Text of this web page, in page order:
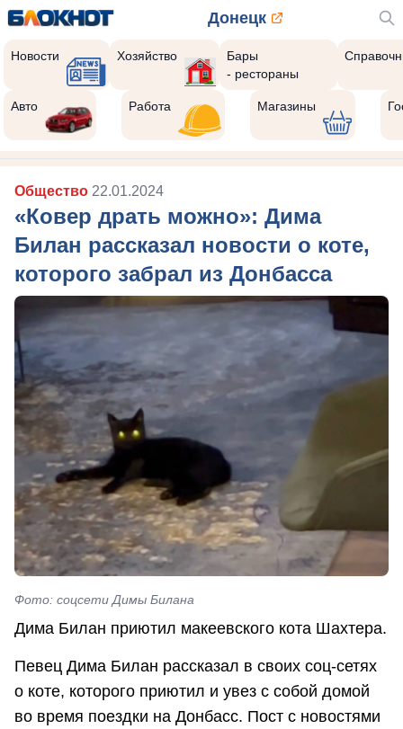
Донецк
Новости Хозяйство
Бары
- рестораны
Авто Работа Магазины
Общество 22.01.2024
«Ковер драть можно»: Дима
Билан рассказал новости о коте,
которого забрал из Донбасса
Фото: соцсети Димы Билана
Дима Билан приютил макеевского кота Шахтера.
Певец Дима Билан рассказал в своих соц-сетях
о коте, которого приютил и увез с собой домой
во время поездки на Донбасс. Пост с новостями